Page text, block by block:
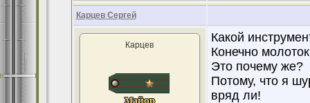
Карцев Сергей
Карцев
Какой
Конечно
Это почему же?
Потому, что я
вряд ли!